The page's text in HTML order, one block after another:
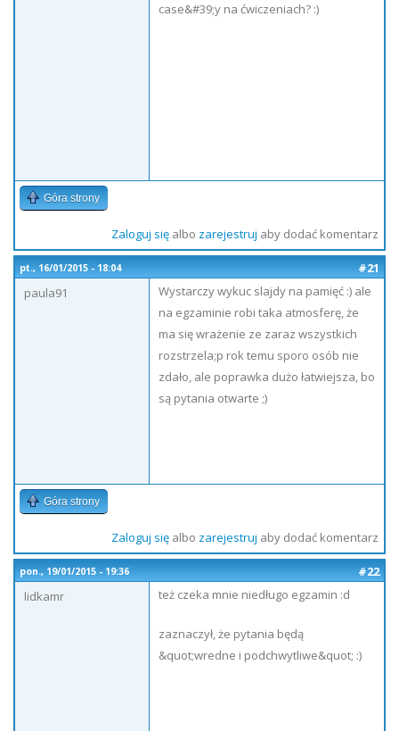
case&#39;y na ćwiczeniach? :)
Góra strony
Zaloguj sięalbo zarejestruj aby dodać komentarz
pt., 16/01/2015 - 18:04
#21
paula91
Wystarczy wykuc slajdy na pamięć :) ale
na egzaminie robi taka atmosferę, że
ma się wrażenie ze zaraz wszystkich
rozstrzela;p rok temu sporo osób nie
zdało, ale poprawka dużo łatwiejsza, bo
są pytania otwarte ;)
Góra strony
Zaloguj sięalbo zarejestruj aby dodać komentarz
pon., 19/01/2015 - 19:36
#22
lidkamr
też czeka mnie niedługo egzamin :d
zaznaczył, że pytania będą
&quot;wredne i podchwytliwe&quot; :)